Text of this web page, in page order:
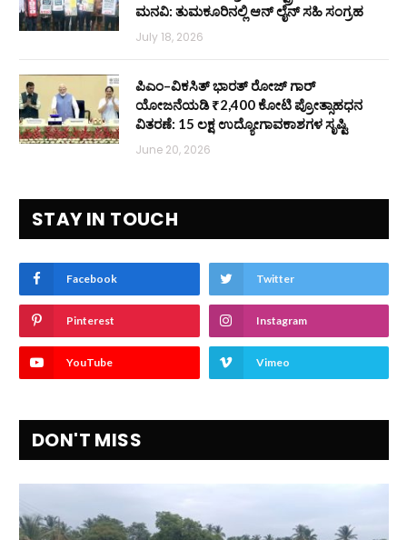
ಮನವಿ: ತುಮಕೂರಿನಲ್ಲಿ ಆನ್‌ ಲೈನ್ ಸಹಿ ಸಂಗ್ರಹ
July 18, 2026
ಪಿಎಂ–ವಿಕಸಿತ್ ಭಾರತ್ ರೋಜ್‌ ಗಾರ್
ಯೋಜನೆಯಡಿ ₹2,400 ಕೋಟಿ ಪ್ರೋತ್ಸಾಹಧನ
ವಿತರಣೆ: 15 ಲಕ್ಷ ಉದ್ಯೋಗಾವಕಾಶಗಳ ಸೃಷ್ಟಿ
June 20, 2026
STAY IN TOUCH
Facebook Twitter
Pinterest Instagram
YouTube Vimeo
DON'T MISS